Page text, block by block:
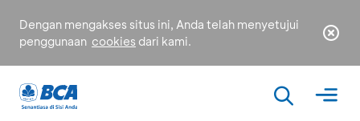
Dengan mengakses situs ini, Anda telah menyetujui
penggunaan cookies dari kami.